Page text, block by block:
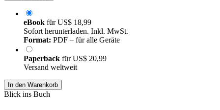
eBook fürUS$ 18,99
Sofort herunterladen. Inkl. MwSt.
Format: PDF – für alle Geräte
Paperback fürUS$ 20,99
Versand weltweit
In den Warenkorb
Blick ins Buch